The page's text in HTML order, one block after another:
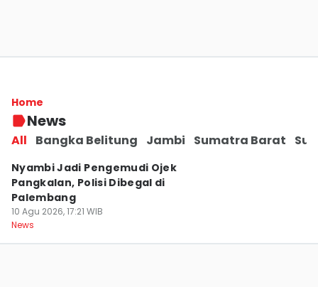
Home
News
All Bangka Belitung Jambi Sumatra Barat
Palembang, Ini Penawaran Menariknya!
News
Nyambi Jadi Pengemudi Ojek
Pangkalan, Polisi Dibegal di
Palembang
10 Agu 2026, 17:21 WIB
News